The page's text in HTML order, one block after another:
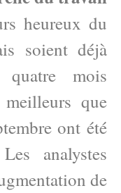
heureux du
soient déjà
mois
que
ont été
analystes
de